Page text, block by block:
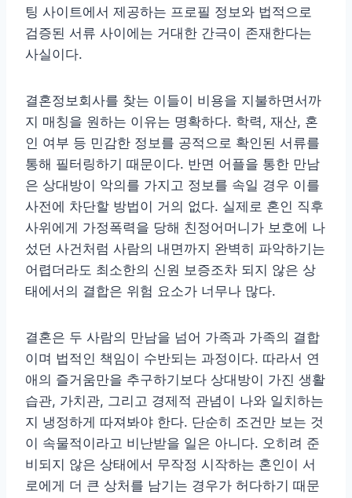
팅 사이트에서 제공하는 프로필 정보와 법적으로
검증된 서류 사이에는 거대한 간극이 존재한다는
사실이다.
결혼정보회사를 찾는 이들이 비용을 지불하면서까
지 매칭을 원하는 이유는 명확하다. 학력, 재산, 혼
인 여부 등 민감한 정보를 공적으로 확인된 서류를
통해 필터링하기 때문이다. 반면 어플을 통한 만남
은 상대방이 악의를 가지고 정보를 속일 경우 이를
사전에 차단할 방법이 거의 없다. 실제로 혼인 직후
사위에게 가정폭력을 당해 친정어머니가 보호에 나
섰던 사건처럼 사람의 내면까지 완벽히 파악하기는
어렵더라도 최소한의 신원 보증조차 되지 않은 상
태에서의 결합은 위험 요소가 너무나 많다.
결혼은 두 사람의 만남을 넘어 가족과 가족의 결합
이며 법적인 책임이 수반되는 과정이다. 따라서 연
애의 즐거움만을 추구하기보다 상대방이 가진 생활
습관, 가치관, 그리고 경제적 관념이 나와 일치하는
지 냉정하게 따져봐야 한다. 단순히 조건만 보는 것
이 속물적이라고 비난받을 일은 아니다. 오히려 준
비되지 않은 상태에서 무작정 시작하는 혼인이 서
로에게 더 큰 상처를 남기는 경우가 허다하기 때문